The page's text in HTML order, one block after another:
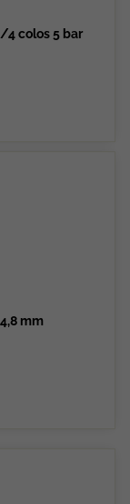
4 colos 5 bar
mm